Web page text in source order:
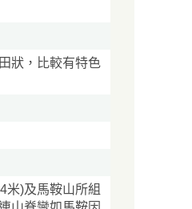
狀，比較有特色
米)及馬鞍山所組